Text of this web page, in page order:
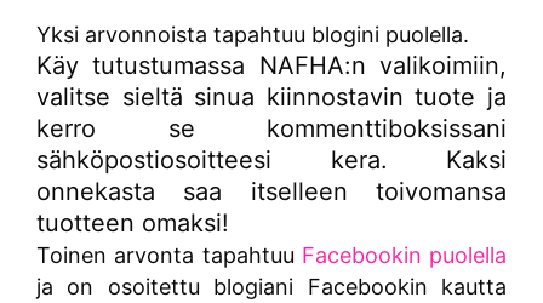
Yksi arvonnoista tapahtuu blogini puolella.
Käy tutustumassa NAFHA:n valikoimiin,
valitse sieltä sinua kiinnostavin tuote ja
kerro se kommenttiboksissani
sähköpostiosoitteesi kera. Kaksi
onnekasta saa itselleen toivomansa
tuotteen omaksi!
Toinen arvonta tapahtuu Facebookin puolella
ja on osoitettu blogiani Facebookin kautta